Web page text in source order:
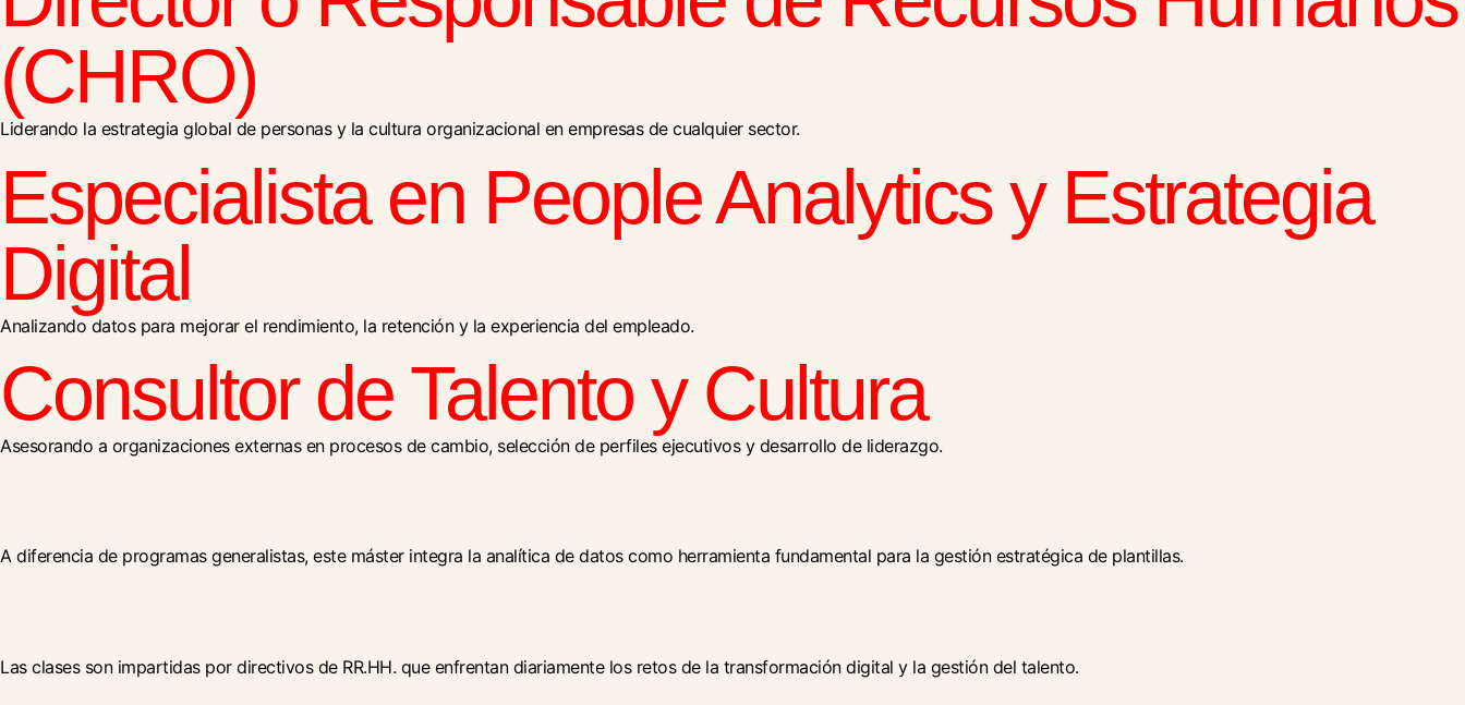
(CHRO)
Liderando la estrategia global de personas y la cultura organizacional en empresas de cualquier sector.
Especialista en People Analytics y Estrategia
Digital
Analizando datos para mejorar el rendimiento, la retención y la experiencia del empleado.
Consultor de Talento y Cultura
Asesorando a organizaciones externas en procesos de cambio, selección de perfiles ejecutivos y desarrollo de liderazgo.
A diferencia de programas generalistas, este máster integra la analítica de datos como herramienta fundamental para la gestión estratégica de plantillas.
Las clases son impartidas por directivos de RR.HH. que enfrentan diariamente los retos de la transformación digital y la gestión del talento.